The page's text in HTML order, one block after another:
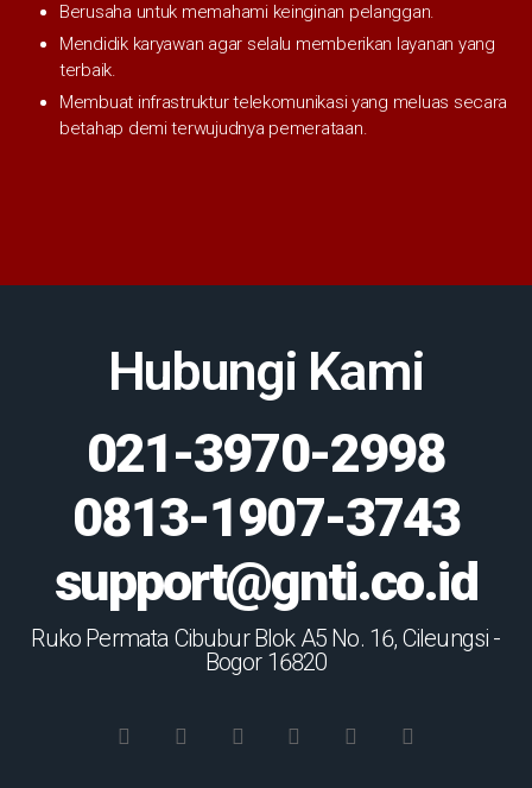
Berusaha untuk memahami keinginan pelanggan.
Mendidik karyawan agar selalu memberikan layanan yang
terbaik.
Membuat infrastruktur telekomunikasi yang meluas secara
betahap demi terwujudnya pemerataan.
Hubungi Kami
021-3970-2998
0813-1907-3743
support@gnti.co.id
Ruko Permata Cibubur Blok A5 No. 16, Cileungsi -
Bogor 16820